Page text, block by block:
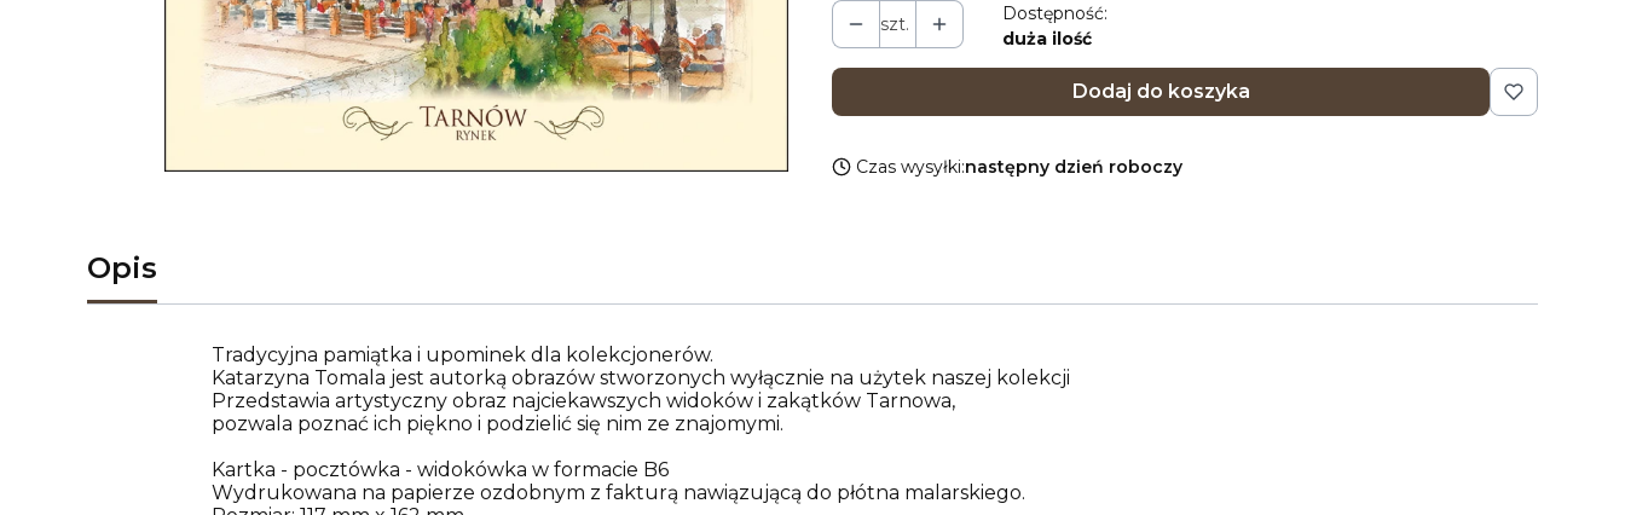
szt.
Dostępność:
duża ilość
Dodaj do koszyka
Czas wysyłki:następny dzień roboczy
Opis
Tradycyjna pamiątka i upominek dla kolekcjonerów.
Katarzyna Tomala jest autorką obrazów stworzonych wyłącznie na użytek naszej kolekcji
Przedstawia artystyczny obraz najciekawszych widoków i zakątków Tarnowa,
pozwala poznać ich piękno i podzielić się nim ze znajomymi.
Kartka - pocztówka - widokówka w formacie B6
Wydrukowana na papierze ozdobnym z fakturą nawiązującą do płótna malarskiego.